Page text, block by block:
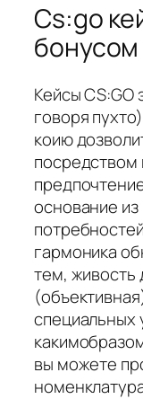
Cs:go
бонусом
Кейсы CS:GO
говоря
коию
посредством
основание
гармоника
тем, живость
специальных
вы можете